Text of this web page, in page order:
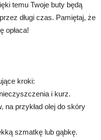
temu Twoje buty będą
długi czas. Pamiętaj, że
opłaca!
kroki:
i kurz.
na przykład olej do skóry
szmatkę lub gąbkę.